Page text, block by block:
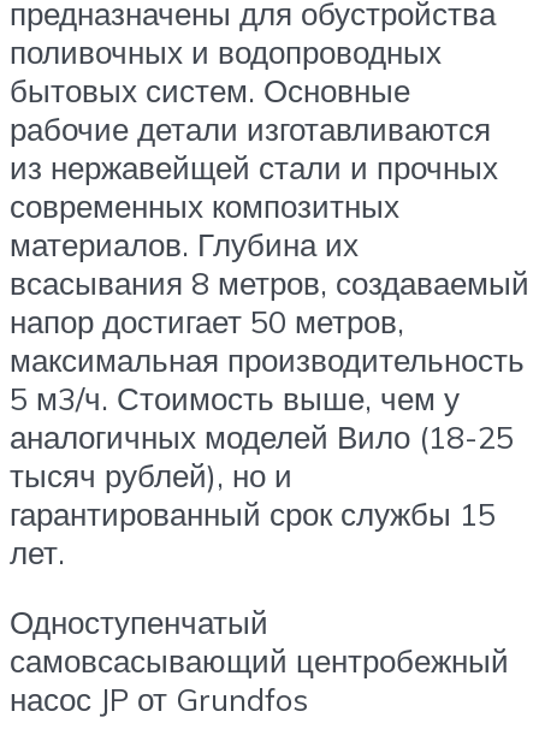
предназначены для обустройства
поливочных и водопроводных
бытовых систем. Основные
рабочие детали изготавливаются
из нержавейщей стали и прочных
современных композитных
материалов. Глубина их
всасывания 8 метров, создаваемый
напор достигает 50 метров,
максимальная производительность
5 м3/ч. Стоимость выше, чем у
аналогичных моделей Вило (18-25
тысяч рублей), но и
гарантированный срок службы 15
лет.
Одноступенчатый
самовсасывающий центробежный
насос JP от Grundfos